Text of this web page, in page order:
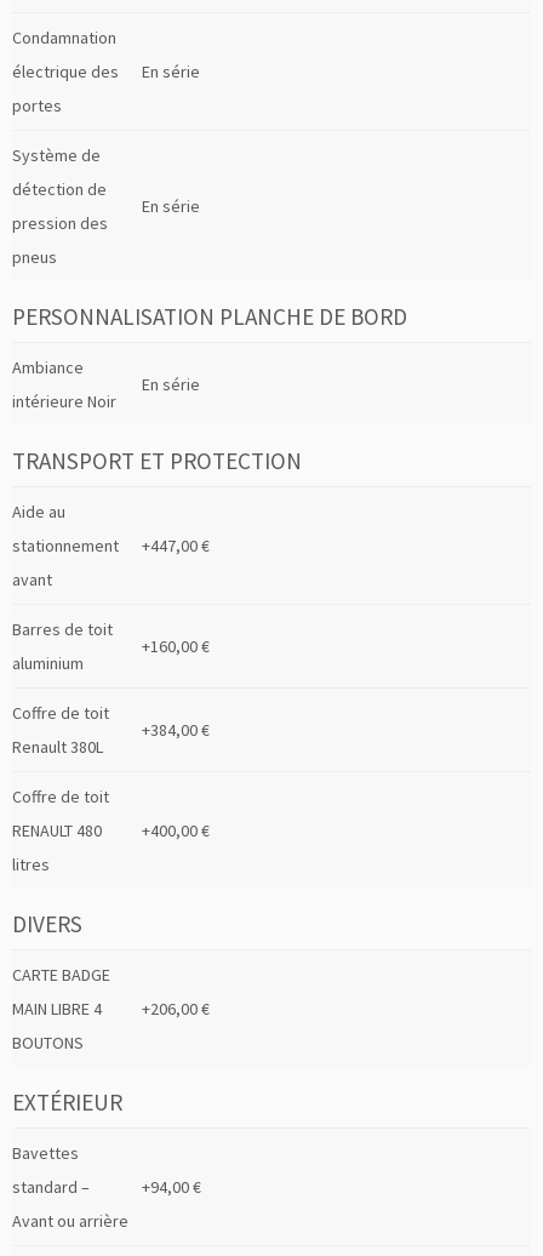
Condamnation
électrique des
portes
En série
Système de
détection de
pression des
pneus
En série
PERSONNALISATION PLANCHE DE BORD
Ambiance
intérieure Noir
En série
TRANSPORT ET PROTECTION
Aide au
stationnement
avant
+447,00 €
Barres de toit
aluminium
+160,00 €
Coffre de toit
Renault 380L
+384,00 €
Coffre de toit
RENAULT 480
litres
+400,00 €
DIVERS
CARTE BADGE
MAIN LIBRE 4
BOUTONS
+206,00 €
EXTÉRIEUR
Bavettes
standard –
Avant ou arrière
+94,00 €